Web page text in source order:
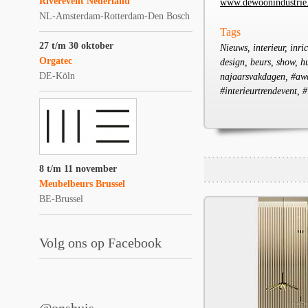
NL-Amsterdam-Rotterdam-Den Bosch
27 t/m 30 oktober
Orgatec
DE-Köln
8 t/m 11 november
Meubelbeurs Brussel
BE-Brussel
Volg ons op Facebook
Tags
Nieuws, interieur,
design, beurs, show,
najaarsvakdagen,
#interieurtrendevent,